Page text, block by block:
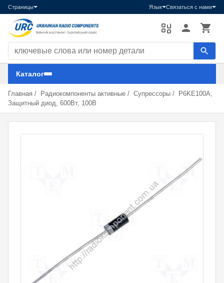
Страницы Язык Связаться с нами
Каталог
Главная / Радиокомпоненты активные / Супрессоры /
P6KE100A,
Защитный диод, 600Вт, 100В